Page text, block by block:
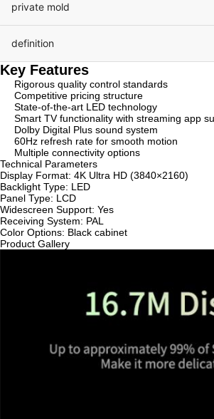
private mold
definition
Key Features
Rigorous quality control standards
Competitive pricing structure
State-of-the-art LED technology
Smart TV functionality with streaming app
Dolby Digital Plus sound system
60Hz refresh rate for smooth motion
Multiple connectivity options
Technical Parameters
Display Format: 4K Ultra HD (3840×2160)
Backlight Type: LED
Panel Type: LCD
Widescreen Support: Yes
Receiving System: PAL
Color Options: Black cabinet
Product Gallery